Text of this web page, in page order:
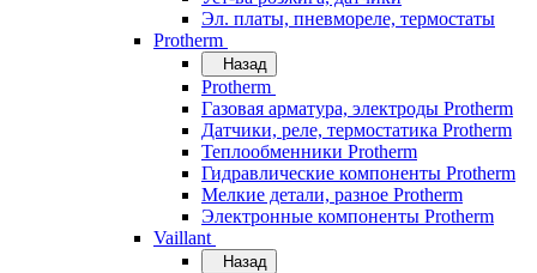
Эл. платы, пневмореле, термостаты
Protherm
Назад
Protherm
Газовая арматура, электроды Protherm
Датчики, реле, термостатика Protherm
Теплообменники Protherm
Гидравлические компоненты Protherm
Мелкие детали, разное Protherm
Электронные компоненты Protherm
Vaillant
Назад